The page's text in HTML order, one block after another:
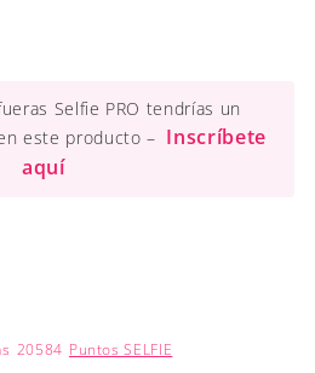
Selfie PRO tendrías un
este producto – Inscríbete
aquí
20584 Puntos SELFIE